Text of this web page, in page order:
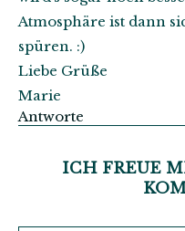
Atmosphäre ist dann
spüren. :)
Liebe Grüße
Marie
Antworte
ICH FREUE